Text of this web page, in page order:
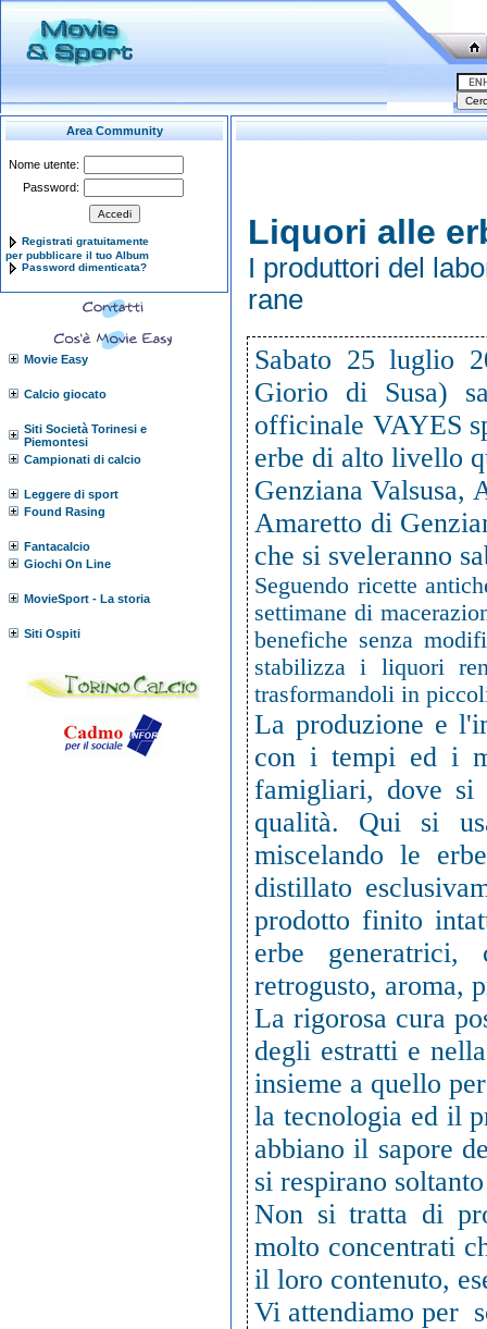
Area Community
Nome utente:
Password:
Registrati gratuitamente
per pubblicare il tuo Album
Password dimenticata?
Movie Easy
Calcio giocato
Siti Società Torinesi e
Piemontesi
Campionati di calcio
Leggere di sport
Found Rasing
Fantacalcio
Giochi On Line
MovieSport - La storia
Siti Ospiti
Liquori alle
I produttori del
rane
Sabato 25 luglio
Giorio di Susa)
officinale VAYES
erbe di alto livello
Genziana Valsusa,
Amaretto di
che si sveleranno
Seguendo ricette
settimane di
benefiche senza
stabilizza i liquori
trasformandoli in
La produzione e
con i tempi ed i
famigliari, dove si
qualità. Qui si
miscelando le
distillato
prodotto finito
erbe generatrici,
retrogusto, aroma,
La rigorosa cura
degli estratti e
insieme a quello
la tecnologia ed il
abbiano il sapore
si respirano
Non si tratta di
molto concentrati
il loro contenuto,
Vi attendiamo per